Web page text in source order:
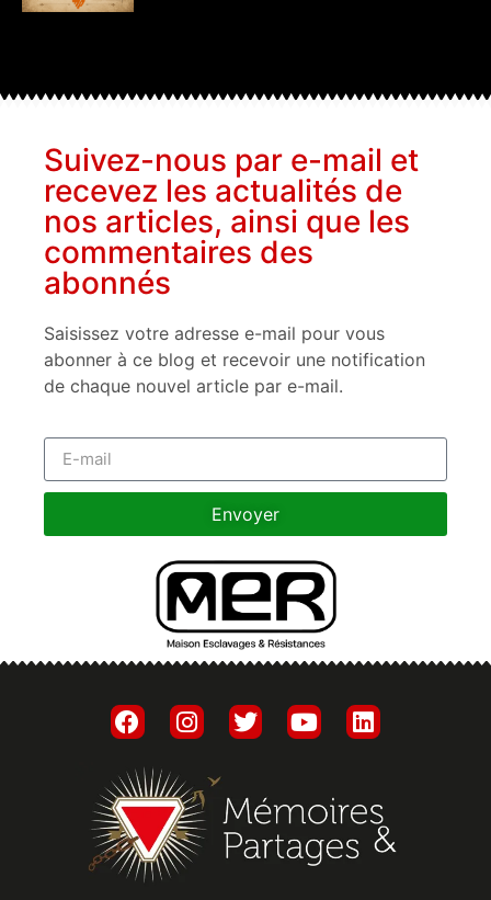
Suivez-nous par e-mail et
recevez les actualités de
nos articles, ainsi que les
commentaires des
abonnés
Saisissez votre adresse e-mail pour vous
abonner à ce blog et recevoir une notification
de chaque nouvel article par e-mail.
Envoyer